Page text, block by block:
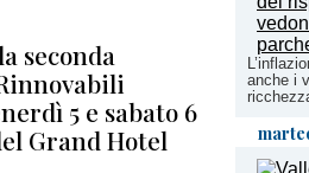
anche i
seconda
5 e sabato 6
Grand Hotel